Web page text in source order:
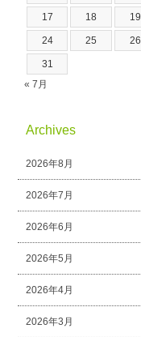
17 18 19
24 25 26
31
« 7月
Archives
2026年8月
2026年7月
2026年6月
2026年5月
2026年4月
2026年3月